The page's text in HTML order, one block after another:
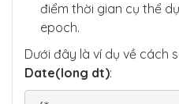
điểm thời gian cụ thể
epoch.
Dưới đây là ví dụ về cách
Date(long dt):